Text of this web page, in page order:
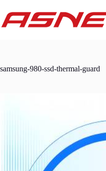
content
samsung-980-ssd-thermal-guard